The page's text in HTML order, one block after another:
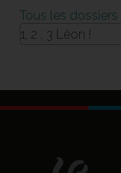
Tous les dossiers
1, 2 , 3 Léon !